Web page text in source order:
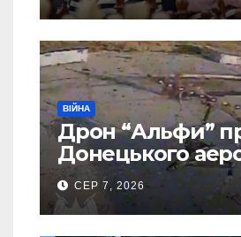
ВІЙНА
Дрон “Альфи”
Донецького
спалив “Шахед”
запуску
СЕР 7, 2026